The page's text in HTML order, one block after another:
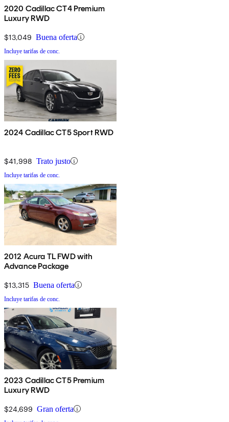
2020 Cadillac CT4 Premium
Luxury RWD
$13,049 Buena oferta
Incluye tarifas de conc.
2024 Cadillac CT5 Sport RWD
$41,998 Trato justo
Incluye tarifas de conc.
2012 Acura TL FWD with
Advance Package
$13,315 Buena oferta
Incluye tarifas de conc.
2023 Cadillac CT5 Premium
Luxury RWD
$24,699 Gran oferta